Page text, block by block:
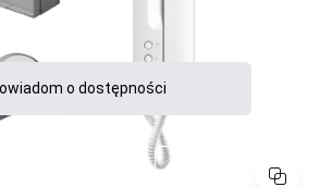
Porównaj
o dostępności